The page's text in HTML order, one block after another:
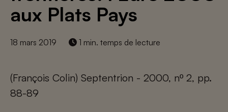
aux Plats Pays
18 mars 2019 1 min. temps de lecture
(François Colin) Septentrion - 2000, nº 2, pp.
88-89